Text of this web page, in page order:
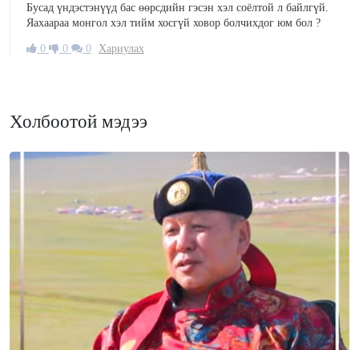
Бусад үндэстэнүүд бас өөрсдийн гэсэн хэл соёлтой л байлгүй.
Яахаараа монгол хэл тийм хосгүй ховор болчихдог юм бол ?
0 0 0 Хариулах
Холбоотой мэдээ